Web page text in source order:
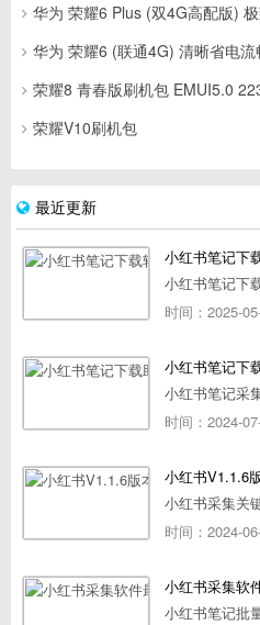
华为 荣耀6 Plus (双4G高配版)
华为 荣耀6 (联通4G) 清晰省电
荣耀8 青春版刷机包 EMUI5.0
荣耀V10刷机包
最近更新
小红书笔记下
小红书笔记下
时间：2025-
小红书笔记采
时间：2024-
小红书V1.1.6
小红书采集关
时间：2024-
小红书采集软
小红书笔记批